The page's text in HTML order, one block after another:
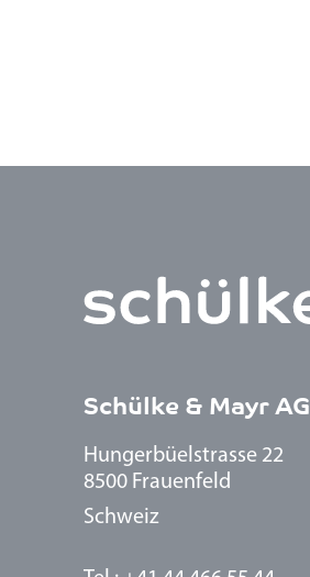
Schülke & Mayr AG
Hungerbüelstrasse 22
8500 Frauenfeld
Schweiz